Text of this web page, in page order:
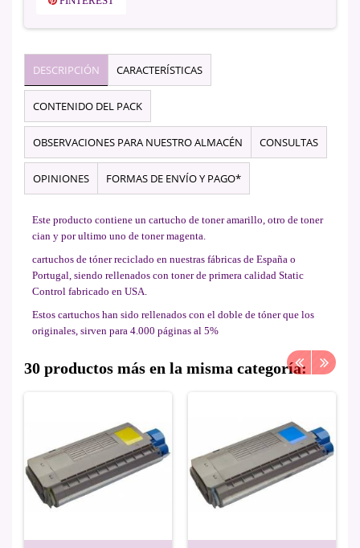
DESCRIPCIÓN CARACTERÍSTICAS
CONTENIDO DEL PACK
OBSERVACIONES PARA NUESTRO ALMACÉN CONSULTAS
OPINIONES FORMAS DE ENVÍO Y PAGO*
Este producto contiene un cartucho de toner amarillo, otro de toner
cian y por ultimo uno de toner magenta.
cartuchos de tóner reciclado en nuestras fábricas de España o
Portugal, siendo rellenados con toner de primera calidad Static
Control fabricado en USA.
Estos cartuchos han sido rellenados con el doble de tóner que los
originales, sirven para 4.000 páginas al 5%
30 productos más en la misma categoría: